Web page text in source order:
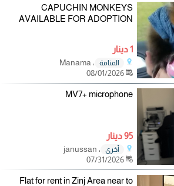
CAPUCHIN MONKEYS
AVAILABLE FOR ADOPTION
1 دينار
المنامة
، Manama
08/01/2026
MV7+ microphone
95 دينار
أخرى
، janussan
07/31/2026
Flat for rent in Zinj Area near to